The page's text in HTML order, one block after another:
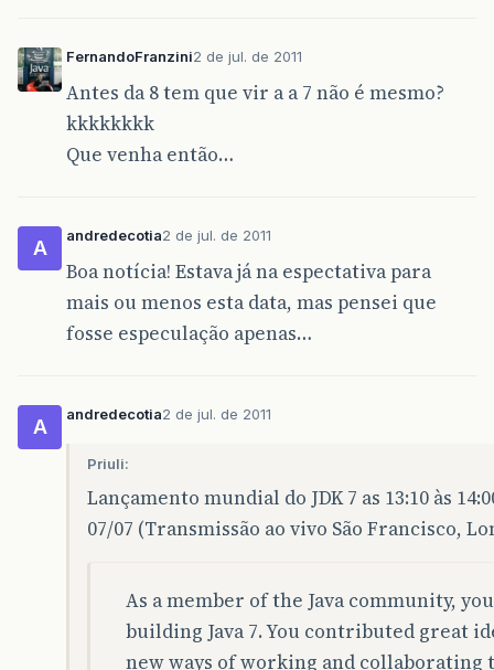
FernandoFranzini2 de jul. de 2011
Antes da 8 tem que vir a a 7 não é mesmo?
kkkkkkkk
Que venha então…
A
andredecotia2 de jul. de 2011
Boa notícia! Estava já na espectativa para
mais ou menos esta data, mas pensei que
fosse especulação apenas…
A
andredecotia2 de jul. de 2011
Priuli:
Lançamento mundial do JDK 7 as 13:10 às
07/07 (Transmissão ao vivo São Francisco,
As a member of the Java community,
building Java 7. You contributed great
new ways of working and collaborating